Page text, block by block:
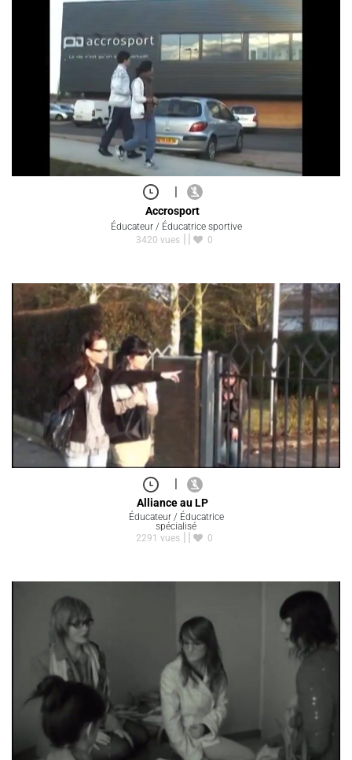
|
Accrosport
Éducateur / Éducatrice sportive
3420 vues
0
|
Alliance au LP
Éducateur / Éducatrice
spécialisé
2291 vues
0